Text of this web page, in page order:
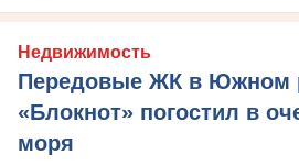
Недвижимость
Передовые ЖК в Южном
«Блокнот» погостил в
моря